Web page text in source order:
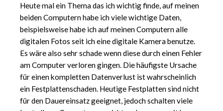
Heute mal ein Thema das ich wichtig finde, auf meinen
beiden Computern habe ich viele wichtige Daten,
beispielsweise habe ich auf meinen Computern alle
digitalen Fotos seit ich eine digitale Kamera benutze.
Es wäre also sehr schade wenn diese durch einen Fehler
am Computer verloren gingen. Die häufigste Ursache
für einen kompletten Datenverlust ist wahrscheinlich
ein Festplattenschaden. Heutige Festplatten sind nicht
für den Dauereinsatz geeignet, jedoch schalten viele